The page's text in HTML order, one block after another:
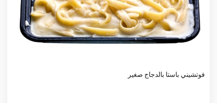
فوتشيني باستا بالدجاج صغير